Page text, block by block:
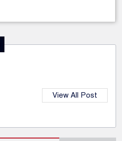
View All Post